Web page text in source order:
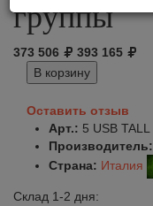
группы
373 506
393 165
В корзину
Оставить отзыв
Арт.: 5 USB TALL
Производитель:
Страна: Италия
Склад 1-2 дня: